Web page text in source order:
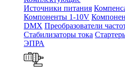
Источники питания
Компоненты 1-10V
DMX Преобразователи
Стабилизаторы тока
ЭПРА